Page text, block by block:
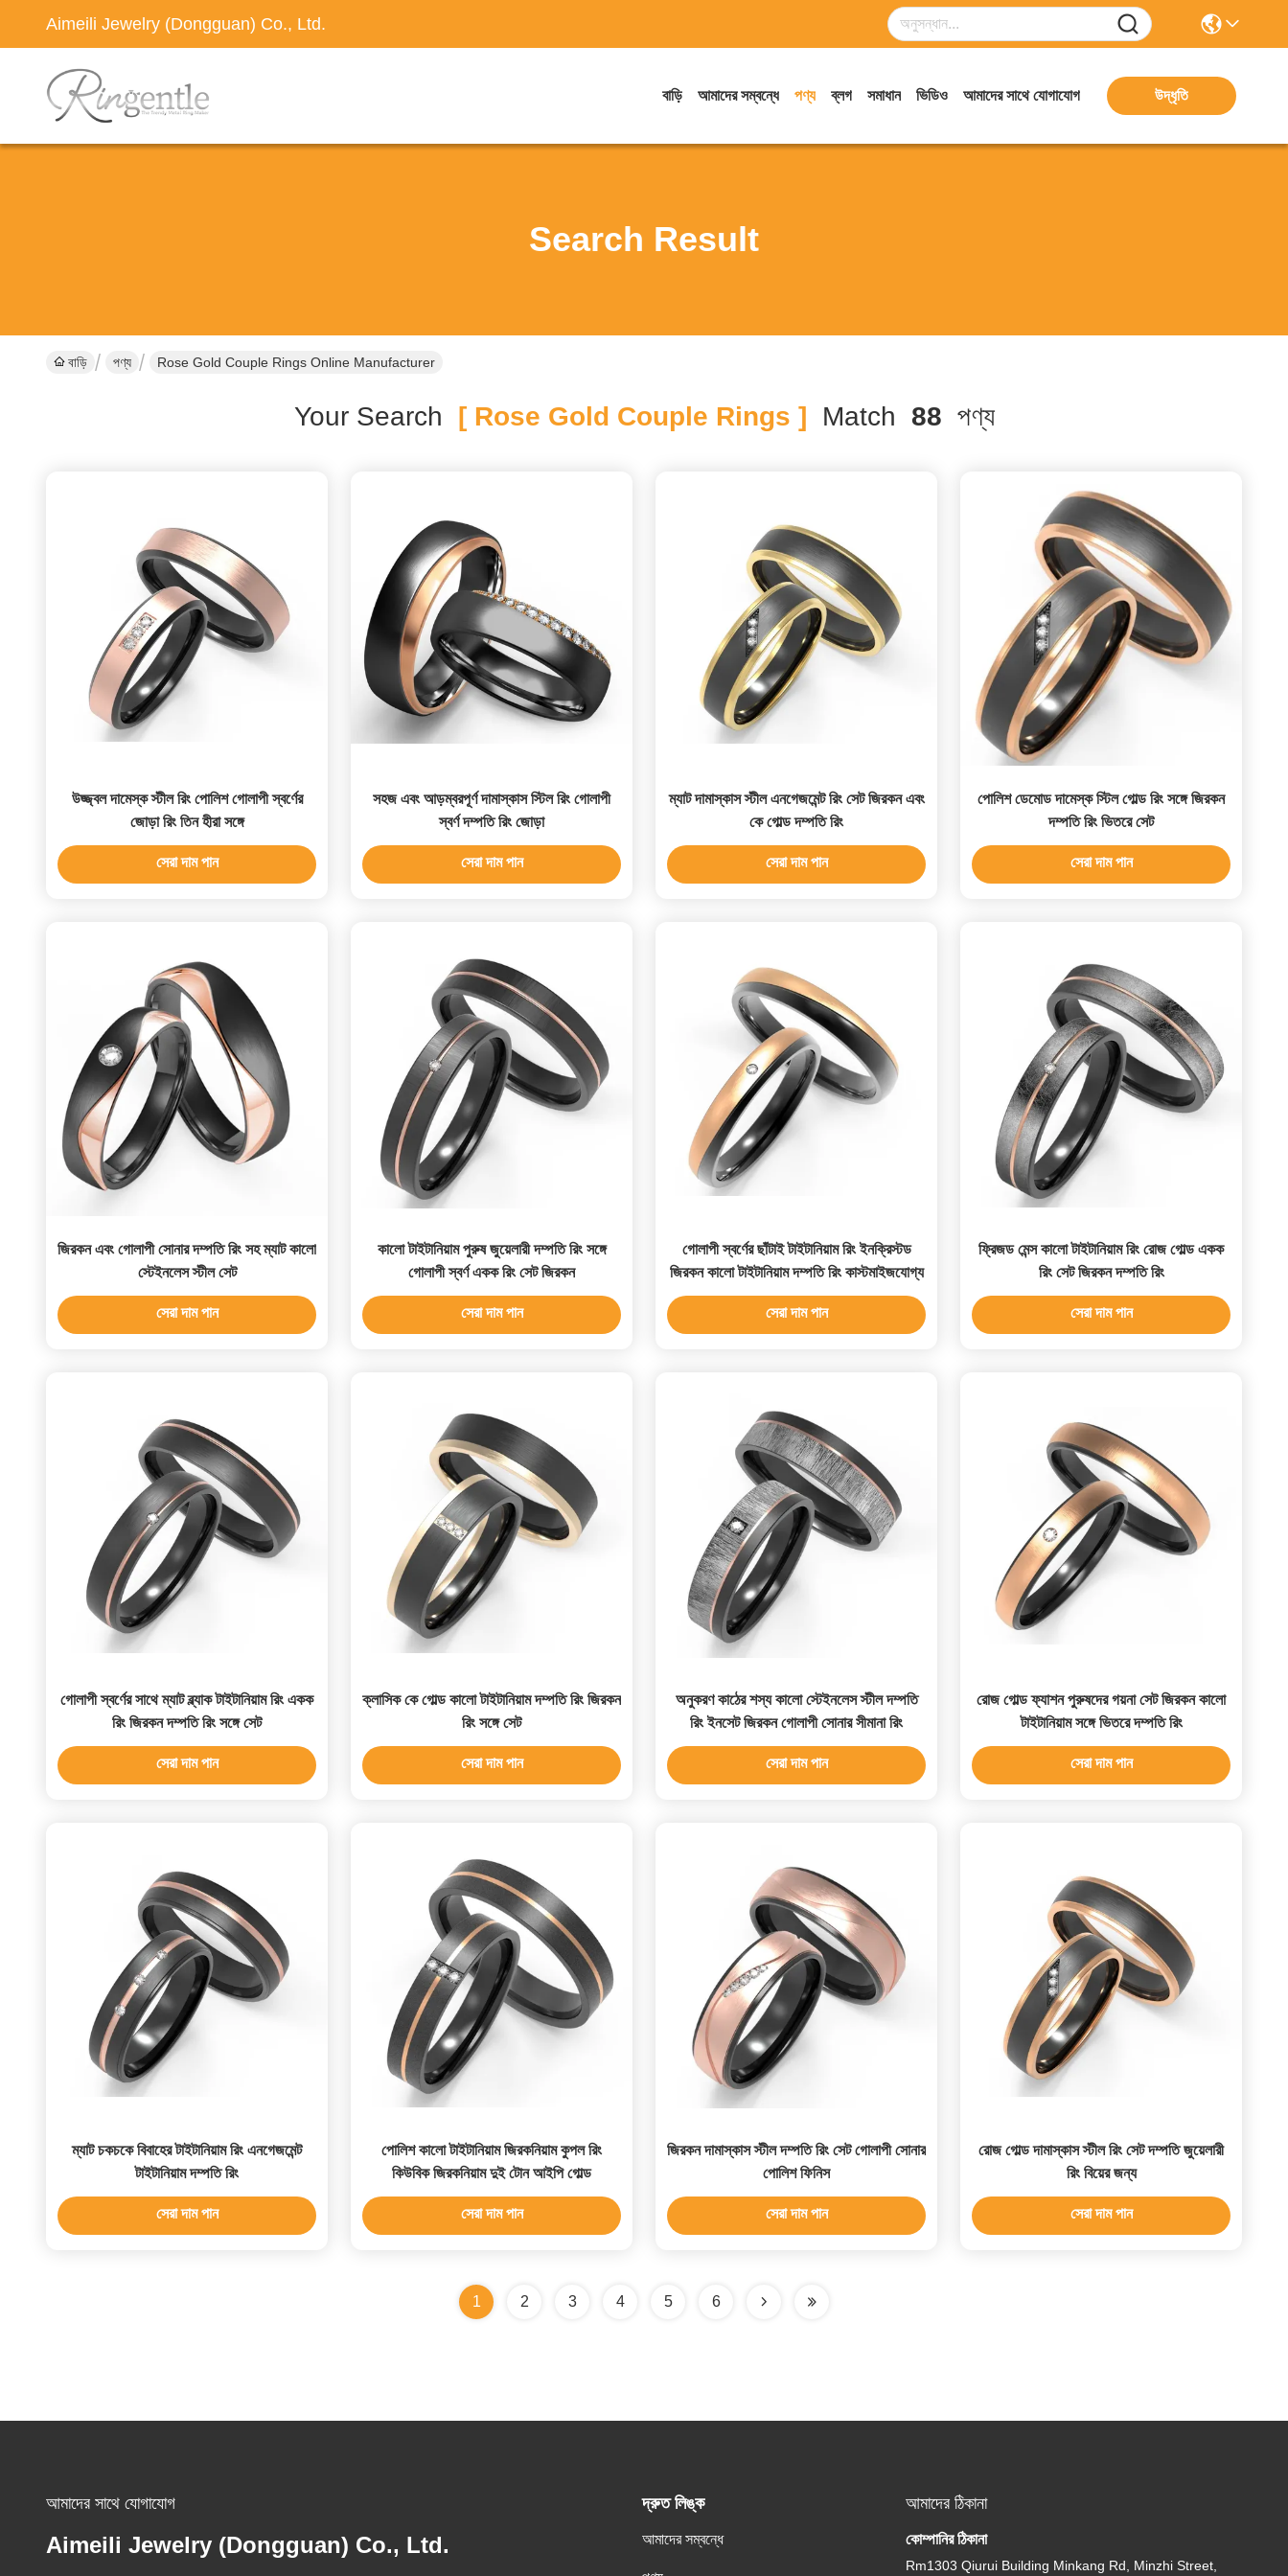
Aimeili Jewelry (Dongguan) Co., Ltd.
বাড়ি আমাদের সম্বন্ধে পণ্য ব্লগ সমাধান ভিডিও আমাদের সাথে যোগাযোগ উদ্ধৃতি
Search Result
বাড়ি পণ্য Rose Gold Couple Rings Online Manufacturer
Your Search [ Rose Gold Couple Rings ] Match 88 পণ্য
উজ্জ্বল দামেস্ক স্টীল রিং পোলিশ গোলাপী স্বর্ণের
জোড়া রিং তিন হীরা সঙ্গে
সেরা দাম পান
সহজ এবং আড়ম্বরপূর্ণ দামাস্কাস স্টিল রিং গোলাপী
স্বর্ণ দম্পতি রিং জোড়া
সেরা দাম পান
ম্যাট দামাস্কাস স্টীল এনগেজমেন্ট রিং সেট জিরকন এবং
কে গোল্ড দম্পতি রিং
সেরা দাম পান
পোলিশ ডেমোড দামেস্ক স্টিল গোল্ড রিং সঙ্গে জিরকন
দম্পতি রিং ভিতরে সেট
সেরা দাম পান
জিরকন এবং গোলাপী সোনার দম্পতি রিং সহ ম্যাট কালো
স্টেইনলেস স্টীল সেট
সেরা দাম পান
কালো টাইটানিয়াম পুরুষ জুয়েলারী দম্পতি রিং সঙ্গে
গোলাপী স্বর্ণ একক রিং সেট জিরকন
সেরা দাম পান
গোলাপী স্বর্ণের ছাঁটাই টাইটানিয়াম রিং ইনক্রিস্টড
জিরকন কালো টাইটানিয়াম দম্পতি রিং কাস্টমাইজযোগ্য
সেরা দাম পান
ফ্রিজড মেন্স কালো টাইটানিয়াম রিং রোজ গোল্ড একক
রিং সেট জিরকন দম্পতি রিং
সেরা দাম পান
গোলাপী স্বর্ণের সাথে ম্যাট ব্ল্যাক টাইটানিয়াম রিং একক
রিং জিরকন দম্পতি রিং সঙ্গে সেট
সেরা দাম পান
ক্লাসিক কে গোল্ড কালো টাইটানিয়াম দম্পতি রিং জিরকন
রিং সঙ্গে সেট
সেরা দাম পান
অনুকরণ কাঠের শস্য কালো স্টেইনলেস স্টীল দম্পতি
রিং ইনসেট জিরকন গোলাপী সোনার সীমানা রিং
সেরা দাম পান
রোজ গোল্ড ফ্যাশন পুরুষদের গয়না সেট জিরকন কালো
টাইটানিয়াম সঙ্গে ভিতরে দম্পতি রিং
সেরা দাম পান
ম্যাট চকচকে বিবাহের টাইটানিয়াম রিং এনগেজমেন্ট
টাইটানিয়াম দম্পতি রিং
সেরা দাম পান
পোলিশ কালো টাইটানিয়াম জিরকনিয়াম কুপল রিং
কিউবিক জিরকনিয়াম দুই টোন আইপি গোল্ড
সেরা দাম পান
জিরকন দামাস্কাস স্টীল দম্পতি রিং সেট গোলাপী সোনার
পোলিশ ফিনিস
সেরা দাম পান
রোজ গোল্ড দামাস্কাস স্টীল রিং সেট দম্পতি জুয়েলারী
রিং বিয়ের জন্য
সেরা দাম পান
1 2 3 4 5 6
আমাদের সাথে যোগাযোগ
Aimeili Jewelry (Dongguan) Co., Ltd.
দ্রুত লিঙ্ক
আমাদের সম্বন্ধে
আমাদের ঠিকানা
কোম্পানির ঠিকানা
Rm1303 Qiurui Building Minkang Rd, Minzhi Street,